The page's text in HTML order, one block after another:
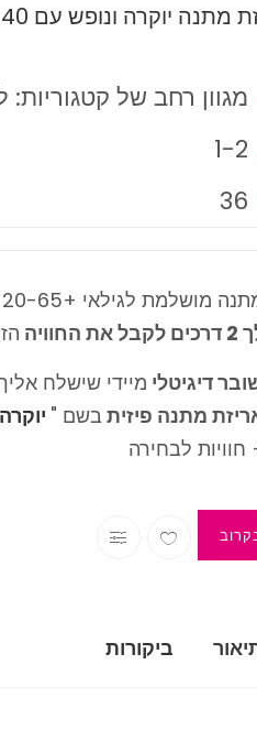
יוקרה ונופש עם 40 אטרקציות לבחירה
מגוון רחב של
1-2
36
מושלמת לגילאי +20-65
דיגיטלי מיידי שישלח
מתנה פיזיתבשם "
ביקורות